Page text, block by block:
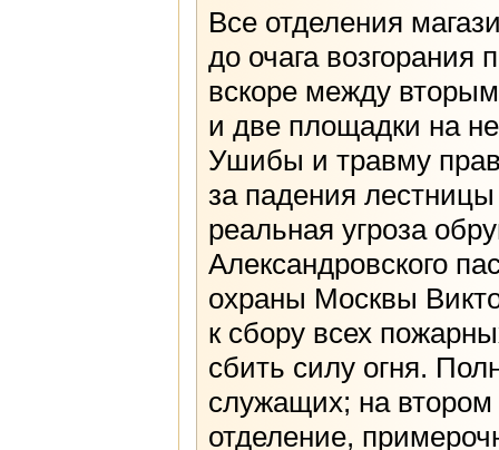
Все отделения
до очага
вскоре между
и две площадки на
Ушибы и травму
за падения
реальная угроза
Александровского
охраны Москвы
к сбору всех
сбить силу огня.
служащих; на
отделение,